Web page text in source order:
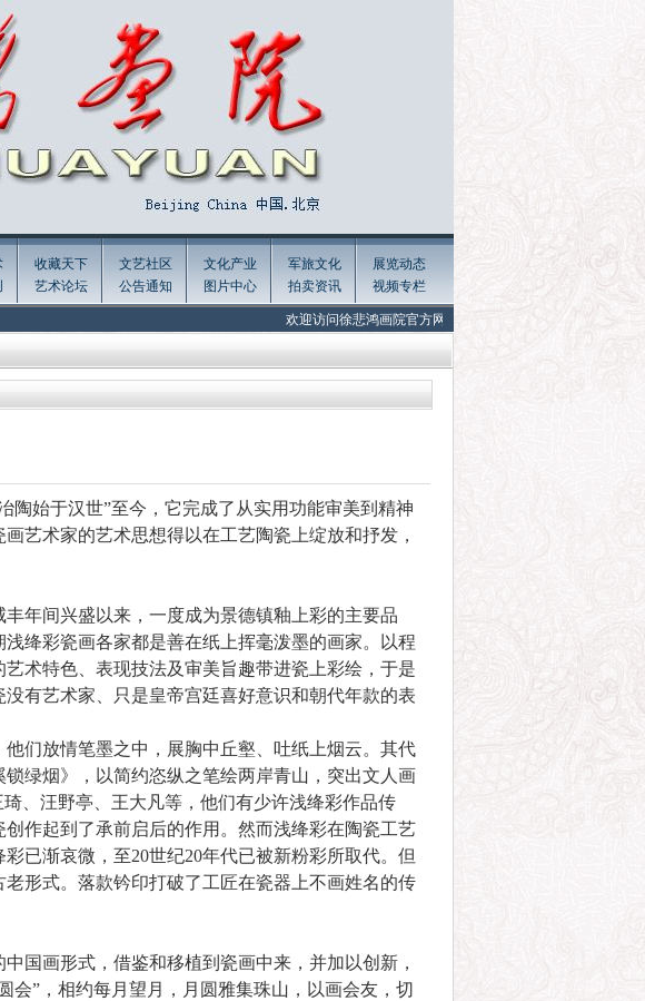
收藏天下
艺术论坛
文艺社区
公告通知
文化产业
图片中心
军旅文化
拍卖资讯
展览动态
视频专栏
欢迎访问徐悲鸿画院官方网站 Welcome to the official website of
始于汉世”至今，它完成了从实用功能审美到精神
艺术家的艺术思想得以在工艺陶瓷上绽放和抒发，
年间兴盛以来，一度成为景德镇釉上彩的主要品
绛彩瓷画各家都是善在纸上挥毫泼墨的画家。以程
术特色、表现技法及审美旨趣带进瓷上彩绘，于是
有艺术家、只是皇帝宫廷喜好意识和朝代年款的表
们放情笔墨之中，展胸中丘壑、吐纸上烟云。其代
绿烟》，以简约恣纵之笔绘两岸青山，突出文人画
、汪野亭、王大凡等，他们有少许浅绛彩作品传
作起到了承前启后的作用。然而浅绛彩在陶瓷工艺
已渐哀微，至20世纪20年代已被新粉彩所取代。但
形式。落款钤印打破了工匠在瓷器上不画姓名的传
画形式，借鉴和移植到瓷画中来，并加以创新，
会”，相约每月望月，月圆雅集珠山，以画会友，切